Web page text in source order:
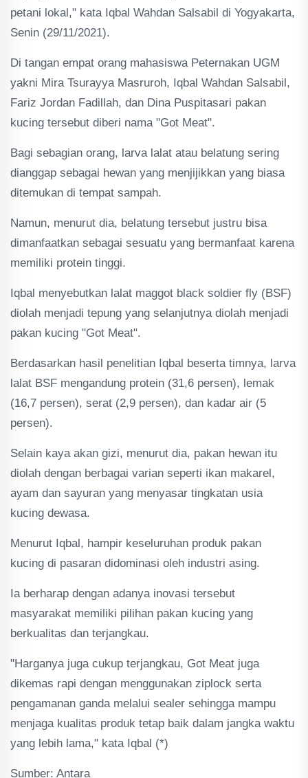
petani lokal," kata Iqbal Wahdan Salsabil di Yogyakarta,
Senin (29/11/2021).
Di tangan empat orang mahasiswa Peternakan UGM
yakni Mira Tsurayya Masruroh, Iqbal Wahdan Salsabil,
Fariz Jordan Fadillah, dan Dina Puspitasari pakan
kucing tersebut diberi nama "Got Meat".
Bagi sebagian orang, larva lalat atau belatung sering
dianggap sebagai hewan yang menjijikkan yang biasa
ditemukan di tempat sampah.
Namun, menurut dia, belatung tersebut justru bisa
dimanfaatkan sebagai sesuatu yang bermanfaat karena
memiliki protein tinggi.
Iqbal menyebutkan lalat maggot black soldier fly (BSF)
diolah menjadi tepung yang selanjutnya diolah menjadi
pakan kucing "Got Meat".
Berdasarkan hasil penelitian Iqbal beserta timnya, larva
lalat BSF mengandung protein (31,6 persen), lemak
(16,7 persen), serat (2,9 persen), dan kadar air (5
persen).
Selain kaya akan gizi, menurut dia, pakan hewan itu
diolah dengan berbagai varian seperti ikan makarel,
ayam dan sayuran yang menyasar tingkatan usia
kucing dewasa.
Menurut Iqbal, hampir keseluruhan produk pakan
kucing di pasaran didominasi oleh industri asing.
Ia berharap dengan adanya inovasi tersebut
masyarakat memiliki pilihan pakan kucing yang
berkualitas dan terjangkau.
"Harganya juga cukup terjangkau, Got Meat juga
dikemas rapi dengan menggunakan ziplock serta
pengamanan ganda melalui sealer sehingga mampu
menjaga kualitas produk tetap baik dalam jangka waktu
yang lebih lama," kata Iqbal (*)
Sumber: Antara